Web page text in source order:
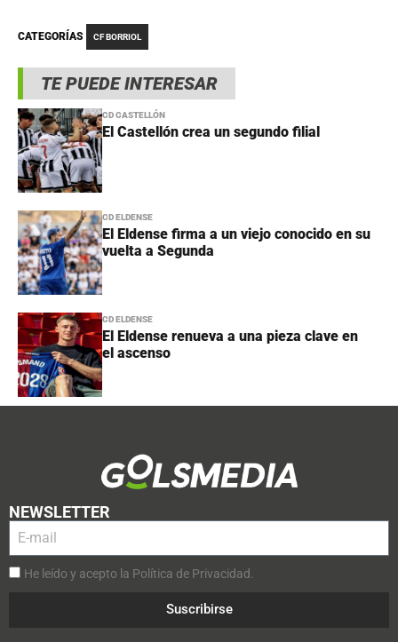
TE PUEDE INTERESAR
CD CASTELLÓN
El Castellón crea un segundo filial
CD ELDENSE
El Eldense firma a un viejo conocido en su
vuelta a Segunda
CD ELDENSE
El Eldense renueva a una pieza clave en
el ascenso
CATEGORÍAS CF BORRIOL
NEWSLETTER
He leído y acepto la Política de Privacidad.
Suscribirse